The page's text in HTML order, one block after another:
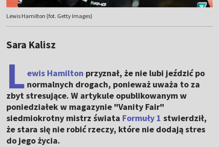
Lewis Hamilton (fot. Getty Images)
Sara Kalisz
L ewis Hamilton przyznał, że nie lubi jeździć po
normalnych drogach, ponieważ uważa to za
zbyt stresujące. W artykule opublikowanym w
poniedziałek w magazynie "Vanity Fair"
siedmiokrotny mistrz świata Formuły 1 stwierdził,
że stara się nie robić rzeczy, które nie dodają stres
do jego życia.